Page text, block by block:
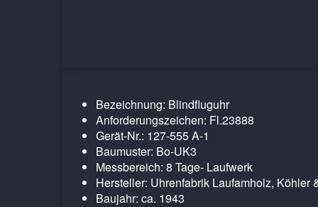
Bezeichnung: Blindfluguhr
Anforderungszeichen: Fl.23888
Gerät-Nr.: 127-555 A-1
Baumuster: Bo-UK3
Messbereich: 8 Tage- Laufwerk
Hersteller: Uhrenfabrik Laufamholz, Köhler
Baujahr: ca. 1943